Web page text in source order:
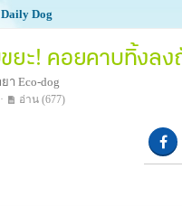
Daily Dog
ยะ! คอยคาบทิ้งล
า Eco-dog
อ่าน (677)